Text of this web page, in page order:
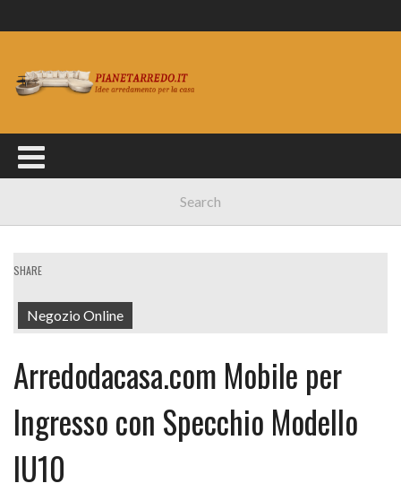
SHARE
Negozio Online
Arredodacasa.com Mobile per
Ingresso con Specchio Modello
IU10